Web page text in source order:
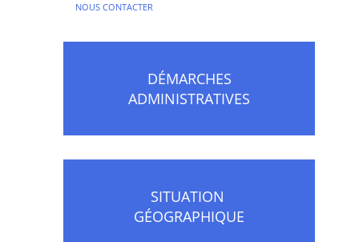
​NOUS CONTACTER
DÉMARCHES
ADMINISTRATIVES
SITUATION
GÉOGRAPHIQUE